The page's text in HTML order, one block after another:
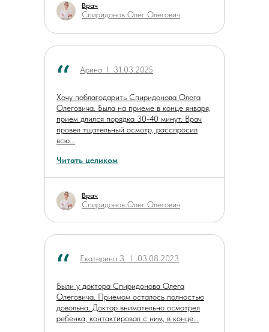
Спиридонов Олег Олегович
Врач
Арина ӏ 31.03.2025
Спиридонов Олег Олегович
Врач
Хочу поблагодарить Спиридонова Олега
Олеговича. Была на приеме в конце января,
прием длился порядка 30-40 минут. Врач
провел тщательный осмотр, расспросил
всю...
Читать целиком
Екатерина З. ӏ 03.08.2023
Были у доктора Спиридонова Олега
Олеговича. Приемом осталось полностью
довольна. Доктор внимательно осмотрел
ребенка, контактировал с ним, в конце...